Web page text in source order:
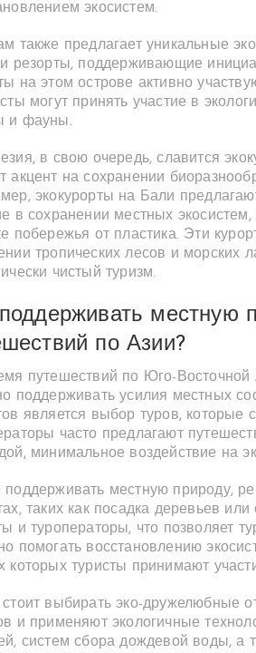
экосистем.
также предлагает уникальные
резорты, поддерживающие
на этом острове активно
могут принять участие в
и фауны.
в свою очередь, славится
акцент на сохранении
экокурорты на Бали
в сохранении местных
побережья от пластика. Эти
тропических лесов и морских
чистый туризм.
местную
по Азии?
путешествий по Юго-
поддерживать усилия местных
является выбор туров, которые
часто предлагают
минимальное воздействие на
местную природу,
таких как посадка деревьев
и туроператоры, что позволяет
помогать восстановлению
которых туристы принимают
стоит выбирать эко-дружелюбные
и применяют экологичные
систем сбора дождевой воды, а